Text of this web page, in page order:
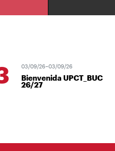
03/09/26–03/09/26
Bienvenida UPCT_BUC
26/27